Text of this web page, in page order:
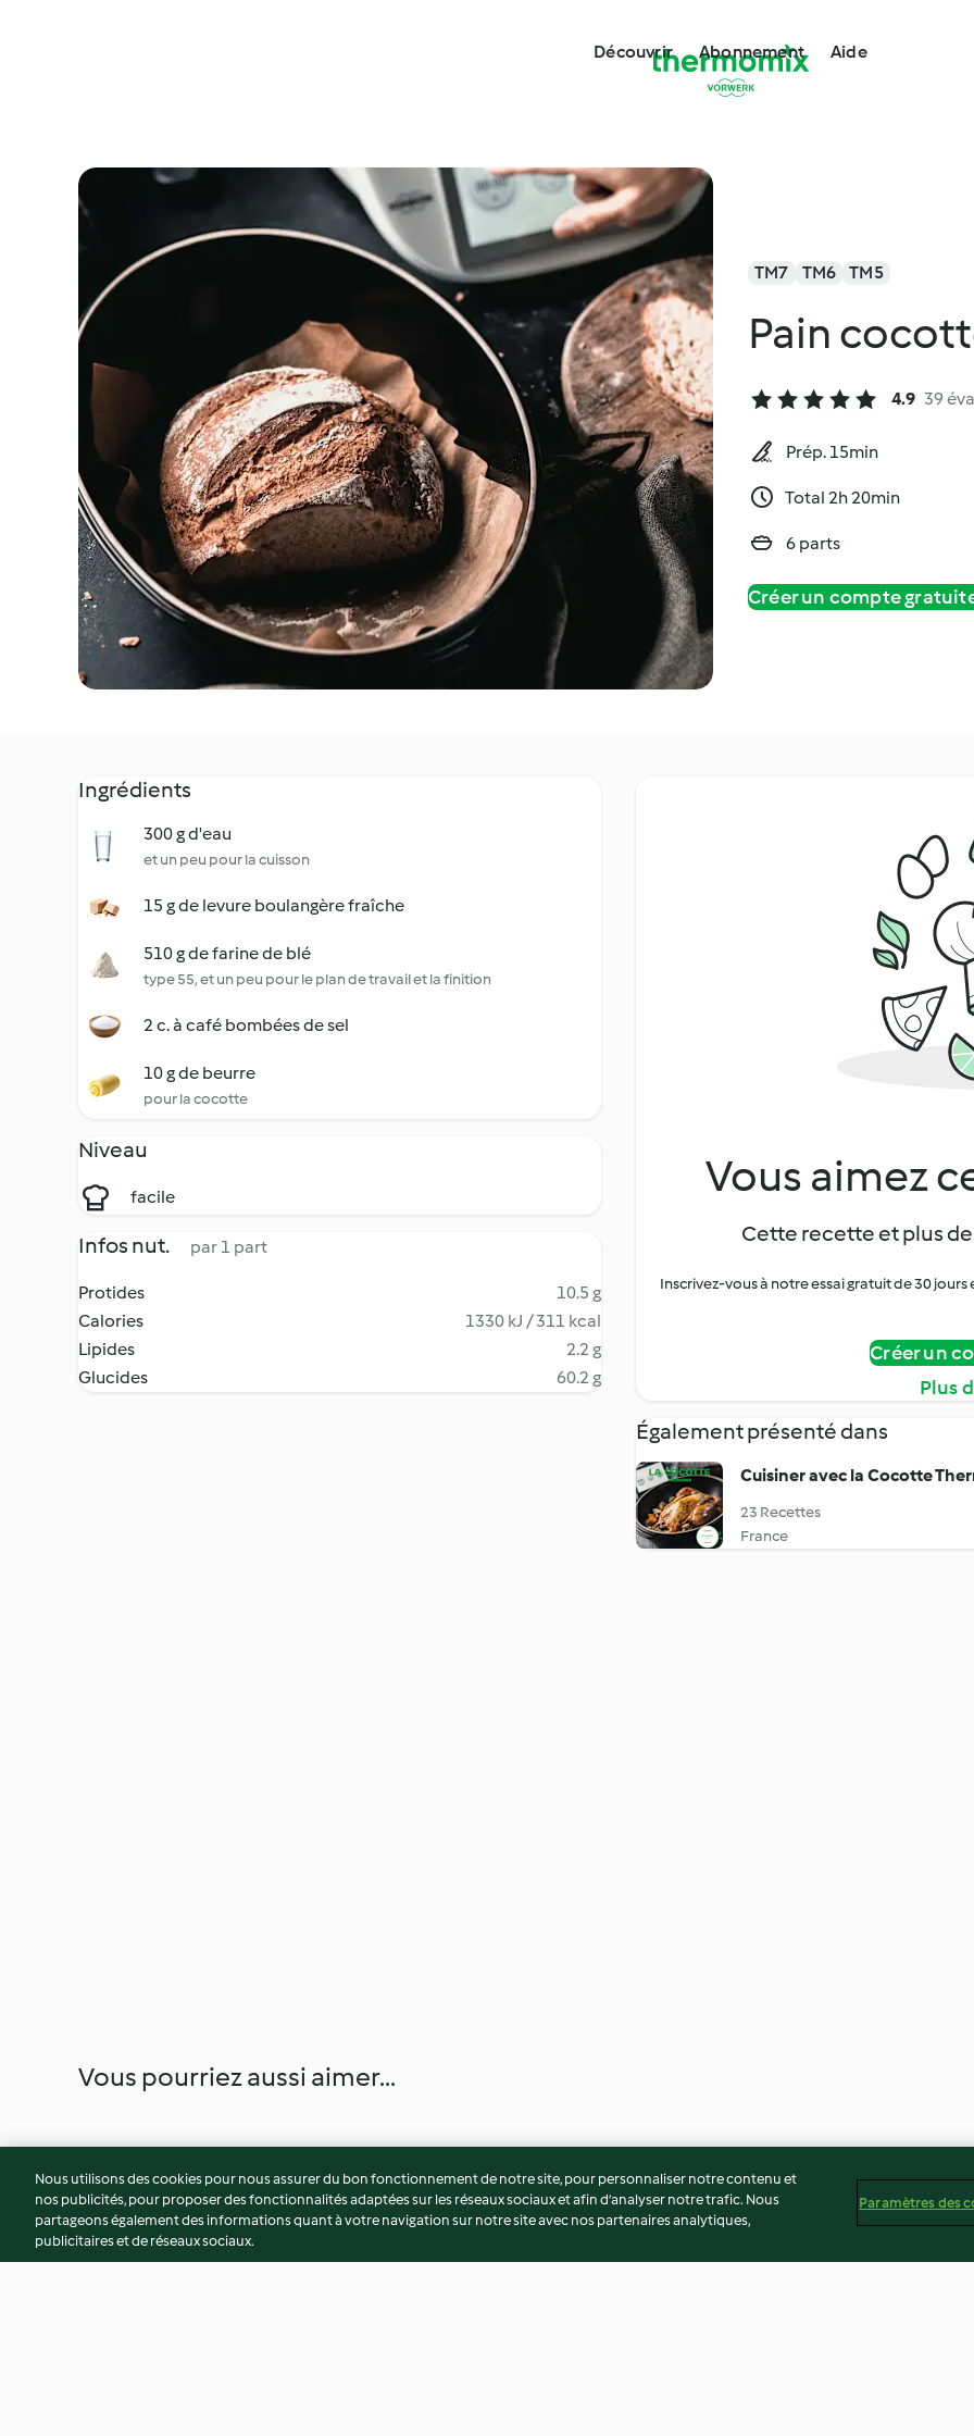
Découvrir Abonnement Aide
TM7 TM6 TM5
Pain
4.9 39
Prép. 15min
Total 2h 20min
6 parts
Créer un compte
Ingrédients
300 g d'eau
et un peu pour la cuisson
15 g de levure boulangère fraîche
510 g de farine de blé
type 55, et un peu pour le plan de travail et la finition
2 c. à café bombées de sel
10 g de beurre
pour la cocotte
Niveau
facile
Infos nut. par 1 part
Protides
10.5 g
Calories
1330 kJ / 311 kcal
Lipides
2.2 g
Glucides
60.2 g
Vous aimez
Cette recette et plus
Inscrivez-vous à notre essai gratuit de 30
Créer un
Plus
Également présenté dans
Cuisiner avec la Cocotte
23 Recettes
France
Vous pourriez aussi aimer...
Nous utilisons des cookies pour nous assurer du bon fonctionnement de notre site, pour personnaliser notre contenu et
nos publicités, pour proposer des fonctionnalités adaptées sur les réseaux sociaux et afin d’analyser notre trafic. Nous
partageons également des informations quant à votre navigation sur notre site avec nos partenaires analytiques,
publicitaires et de réseaux sociaux.
Paramètres des